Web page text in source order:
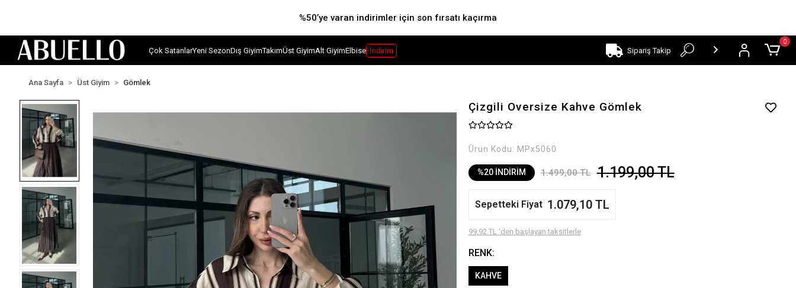
%50’ye varan indirimler için son fırsatı kaçırma
Çok SatanlarYeni SezonDış GiyimTakımÜst GiyimAlt GiyimElbise İndirim Sipariş Takip
0
Ana Sayfa Üst Giyim Gömlek
Çizgili Oversize Kahve Gömlek
Ürün Kodu: MPx5060
%20 İNDİRİM 1.499,00 TL 1.199,00 TL
Sepetteki Fiyat 1.079,10 TL
99,92 TL 'den başlayan taksitlerle
RENK:
KAHVE